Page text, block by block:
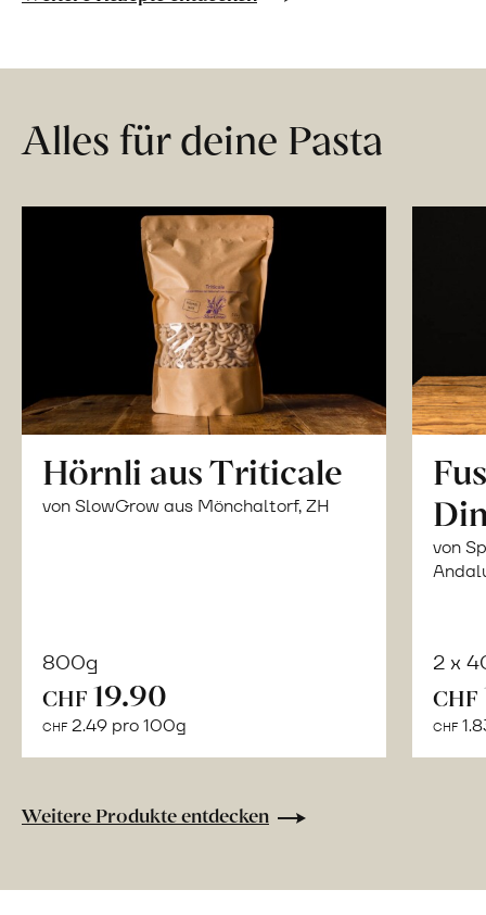
Alles für deine Pasta
Hörnli aus Triticale
von SlowGrow aus Mönchaltorf, ZH
800g
CHF 19.90
CHF 2.49 pro 100g
von
2 x
CHF
CHF
Weitere Produkte entdecken